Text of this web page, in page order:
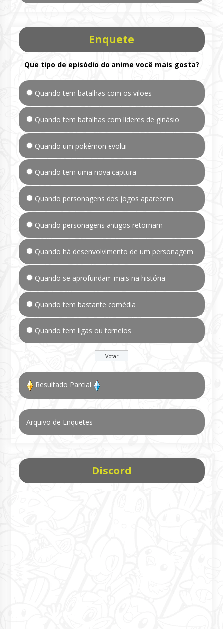
Enquete
Que tipo de episódio do anime você mais gosta?
Quando tem batalhas com os vilões
Quando tem batalhas com líderes de ginásio
Quando um pokémon evolui
Quando tem uma nova captura
Quando personagens dos jogos aparecem
Quando personagens antigos retornam
Quando há desenvolvimento de um personagem
Quando se aprofundam mais na história
Quando tem bastante comédia
Quando tem ligas ou torneios
Resultado Parcial
Arquivo de Enquetes
Discord